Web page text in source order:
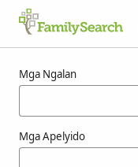
Mga Ngalan
Mga Apelyido